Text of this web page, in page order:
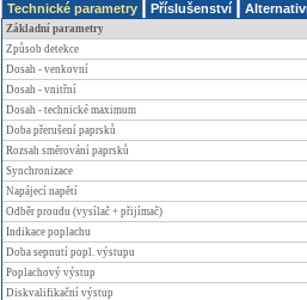
Technické parametry Příslušenství
Základní parametry
Způsob detekce
Dosah - venkovní
Dosah - vnitřní
Dosah - technické maximum
Doba přerušení paprsků
Rozsah směrování paprsků
Synchronizace
Napájecí napětí
Odběr proudu (vysílač + přijímač)
Indikace poplachu
Doba sepnutí popl. výstupu
Poplachový výstup
Diskvalifikační výstup